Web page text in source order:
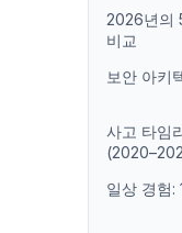
2026년의
비교
보안 아키
사고 타임
일상 경험: